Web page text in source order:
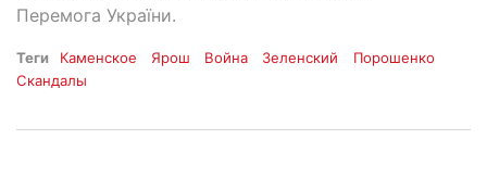
Перемога України.
Теги Каменское Ярош Война Зеленский
Порошенко
Скандалы